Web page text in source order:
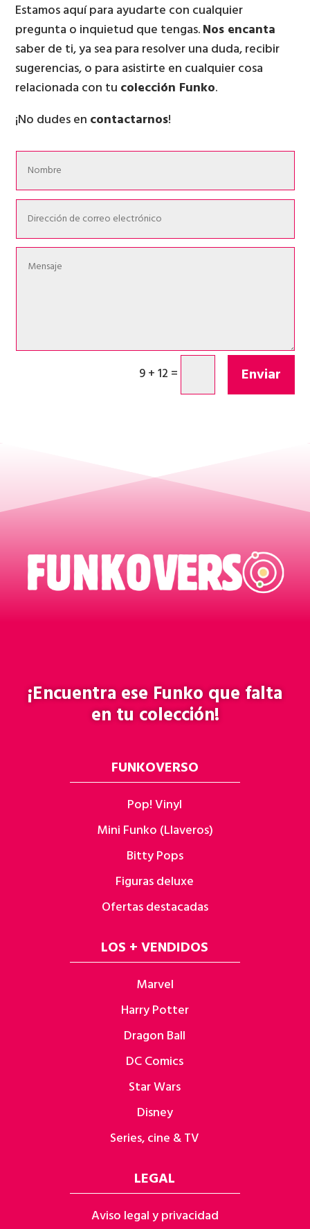
Estamos aquí para ayudarte con cualquier
pregunta o inquietud que tengas.Nos encanta
saber de ti, ya sea para resolver una duda, recibir
sugerencias, o para asistirte en cualquier cosa
relacionada con tu colección Funko.
¡No dudes en contactarnos!
9 + 12 = Enviar
¡Encuentra eseFunkoque falta
en tu colección!
FUNKOVERSO
Pop! Vinyl
Mini Funko (Llaveros)
Bitty Pops
Figuras deluxe
Ofertas destacadas
LOS + VENDIDOS
Marvel
Harry Potter
Dragon Ball
DC Comics
Star Wars
Disney
Series, cine & TV
LEGAL
Aviso legal y privacidad